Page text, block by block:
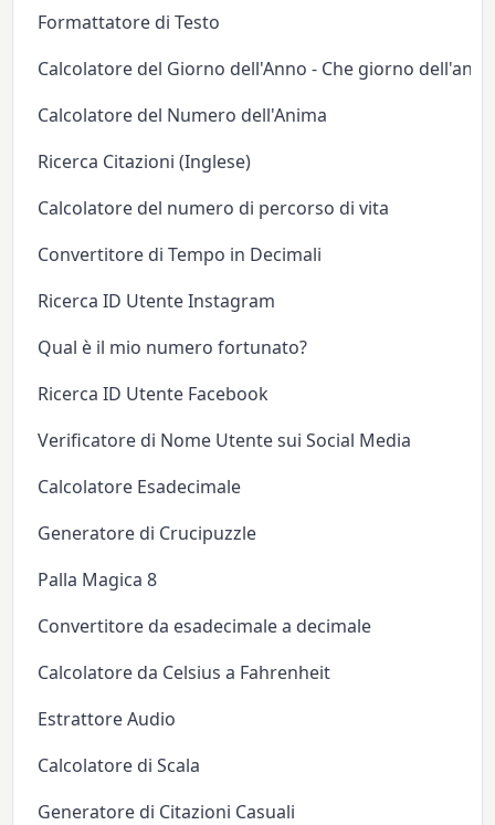
Formattatore di Testo
Calcolatore del Giorno dell'Anno - Che giorno
Calcolatore del Numero dell'Anima
Ricerca Citazioni (Inglese)
Calcolatore del numero di percorso di vita
Convertitore di Tempo in Decimali
Ricerca ID Utente Instagram
Qual è il mio numero fortunato?
Ricerca ID Utente Facebook
Verificatore di Nome Utente sui Social Media
Calcolatore Esadecimale
Generatore di Crucipuzzle
Palla Magica 8
Convertitore da esadecimale a decimale
Calcolatore da Celsius a Fahrenheit
Estrattore Audio
Calcolatore di Scala
Generatore di Citazioni Casuali